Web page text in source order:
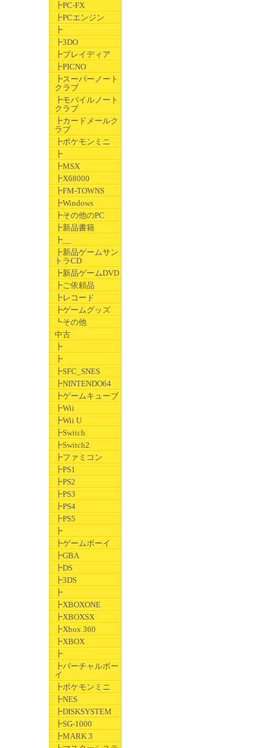
┣PC-FX
┣PCエンジン
┣
┣3DO
┣プレイディア
┣PICNO
┣スーパーノート
クラブ
┣モバイルノート
クラブ
┣カードメールク
ラブ
┣ポケモンミニ
┣
┣MSX
┣X68000
┣FM-TOWNS
┣Windows
┣その他のPC
┣新品書籍
┣__
┣新品ゲームサン
トラCD
┣新品ゲームDVD
┣ご依頼品
┣レコード
┣ゲームグッズ
┗その他
中古
┣
┣
┣SFC_SNES
┣NINTENDO64
┣ゲームキューブ
┣Wii
┣Wii U
┣Switch
┣Switch2
┣ファミコン
┣PS1
┣PS2
┣PS3
┣PS4
┣PS5
┣
┣ゲームボーイ
┣GBA
┣DS
┣3DS
┣
┣XBOXONE
┣XBOXSX
┣Xbox 360
┣XBOX
┣
┣バーチャルボー
イ
┣ポケモンミニ
┣NES
┣DISKSYSTEM
┣SG-1000
┣MARK 3